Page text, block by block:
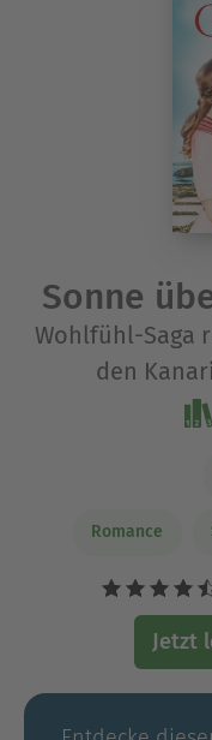
Sonne
Wohlfühl-Saga
den
Romance
Jetzt